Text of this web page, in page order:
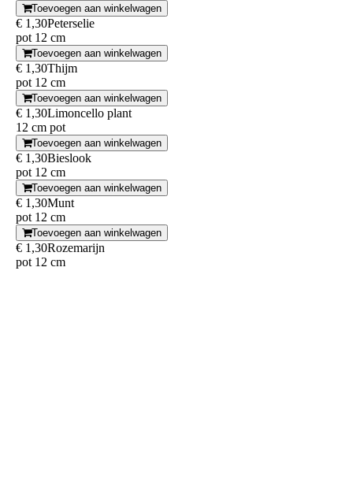
Toevoegen aan winkelwagen
€ 1,30Peterselie
pot 12 cm
Toevoegen aan winkelwagen
€ 1,30Thijm
pot 12 cm
Toevoegen aan winkelwagen
€ 1,30Limoncello plant
12 cm pot
Toevoegen aan winkelwagen
€ 1,30Bieslook
pot 12 cm
Toevoegen aan winkelwagen
€ 1,30Munt
pot 12 cm
Toevoegen aan winkelwagen
€ 1,30Rozemarijn
pot 12 cm